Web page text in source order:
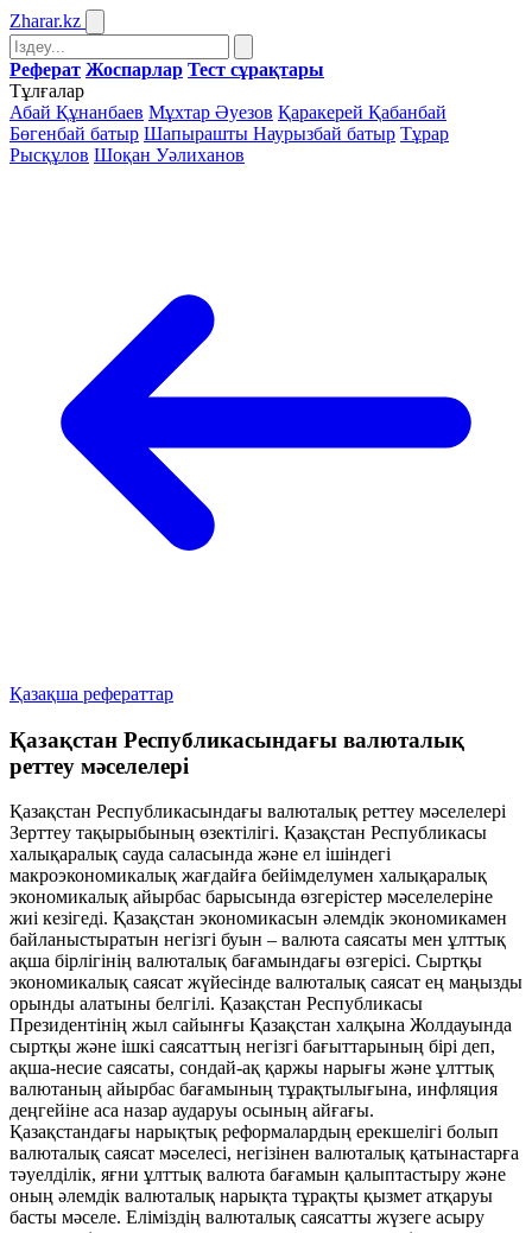
Zharar.kz
Реферат Жоспарлар Тест сұрақтары
Тұлғалар
Абай Құнанбаев Мұхтар Әуезов Қаракерей Қабанбай
Бөгенбай батыр Шапырашты Наурызбай батыр Тұрар
Рысқұлов Шоқан Уәлиханов
Қазақша рефераттар
Қазақстан Республикасындағы валюталық
реттеу мәселелері
Қазақстан Республикасындағы валюталық реттеу мәселелері
Зерттеу тақырыбының өзектілігі. Қазақстан Республикасы
халықаралық сауда саласында және ел ішіндегі
макроэкономикалық жағдайға бейімделумен халықаралық
экономикалық айырбас барысында өзгерістер мәселелеріне
жиі кезігеді. Қазақстан экономикасын әлемдік экономикамен
байланыстыратын негізгі буын – валюта саясаты мен ұлттық
ақша бірлігінің валюталық бағамындағы өзгерісі. Сыртқы
экономикалық саясат жүйесінде валюталық саясат ең маңызды
орынды алатыны белгілі. Қазақстан Республикасы
Президентінің жыл сайынғы Қазақстан халқына Жолдауында
сыртқы және ішкі саясаттың негізгі бағыттарының бірі деп,
ақша-несие саясаты, сондай-ақ қаржы нарығы және ұлттық
валютаның айырбас бағамының тұрақтылығына, инфляция
деңгейіне аса назар аударуы осының айғағы.
Қазақстандағы нарықтық реформалардың ерекшелігі болып
валюталық саясат мәселесі, негізінен валюталық қатынастарға
тәуелділік, яғни ұлттық валюта бағамын қалыптастыру және
оның әлемдік валюталық нарықта тұрақты қызмет атқаруы
басты мәселе. Еліміздің валюталық саясатты жүзеге асыру